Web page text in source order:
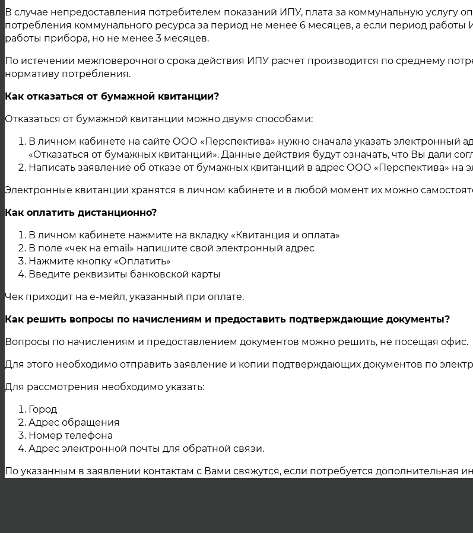
В случае непредоставления потребителем показаний ИПУ, плата за коммунальную услугу
потребления коммунального ресурса за период не менее 6 месяцев, а если период
работы прибора, но не менее 3 месяцев.
По истечении межповерочного срока действия ИПУ расчет производится по среднему
нормативу потребления.
Как отказаться от бумажной квитанции?
Отказаться от бумажной квитанции можно двумя способами:
В личном кабинете на сайте ООО «Перспектива» нужно сначала указать электронный
«Отказаться от бумажных квитанций». Данные действия будут означать, что Вы дали
Написать заявление об отказе от бумажных квитанций в адрес ООО «Перспектива» на
Электронные квитанции хранятся в личном кабинете и в любой момент их можно
Как оплатить дистанционно?
В личном кабинете нажмите на вкладку «Квитанция и оплата»
В поле «чек на email» напишите свой электронный адрес
Нажмите кнопку «Оплатить»
Введите реквизиты банковской карты
Чек приходит на е-мейл, указанный при оплате.
Как решить вопросы по начислениям и предоставить подтверждающие документы?
Вопросы по начислениям и предоставлением документов можно решить, не посещая офис.
Для этого необходимо отправить заявление и копии подтверждающих документов по
Для рассмотрения необходимо указать:
Город
Адрес обращения
Номер телефона
Адрес электронной почты для обратной связи.
По указанным в заявлении контактам с Вами свяжутся, если потребуется дополнительная
Уважаемые жители г. Троицка!
В связи с проведением ремонтных работ ООО "Акцент" на
планируется прекращение подачи теплоносителя на нужды
с 08-30 22.11.2021г. до окончания работ. Под отключение
потребители: 5 мкр. 1, 2, 4, 5, 5а, 6
19 Ноября 2021
г. Троицк
Уважаемые жители г. Троицка!
В связи с проведением ремонтных работ на теплотрассе
прекращение подачи теплоносителя на нужды отопления и ГВС с
03.11.2021г. до окончания работ. Под отключение попадают
Володарского 31, пед.колледж Гагарина 19, детский центр
Пионерская 48 Пионерская
Советская 83, Гагарина 15,15а,19 Фрунзе 2б,3,5,6,8,9,13,15,19,21,33
30,32,36 Красноармейская 42,46,48,53а,55,57,57а,59,61,63,
г. Троицк